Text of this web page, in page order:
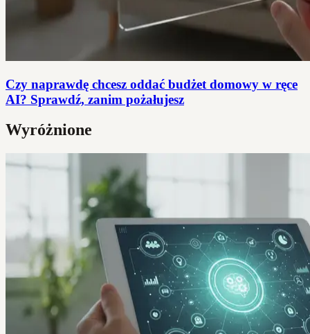
Czy naprawdę chcesz oddać budżet domowy w ręce
AI? Sprawdź, zanim pożałujesz
Wyróżnione